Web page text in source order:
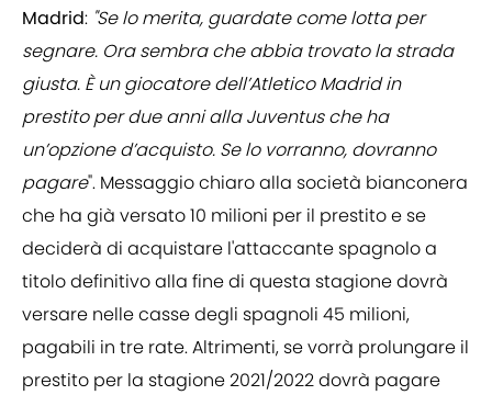
Madrid: "Se lo merita, guardate come lotta per
segnare. Ora sembra che abbia trovato la strada
giusta. È un giocatore dell’Atletico Madrid in
prestito per due anni alla Juventus che ha
un’opzione d’acquisto. Se lo vorranno, dovranno
pagare". Messaggio chiaro alla società bianconera
che ha già versato 10 milioni per il prestito e se
deciderà di acquistare l'attaccante spagnolo a
titolo definitivo alla fine di questa stagione dovrà
versare nelle casse degli spagnoli 45 milioni,
pagabili in tre rate. Altrimenti, se vorrà prolungare il
prestito per la stagione 2021/2022 dovrà pagare